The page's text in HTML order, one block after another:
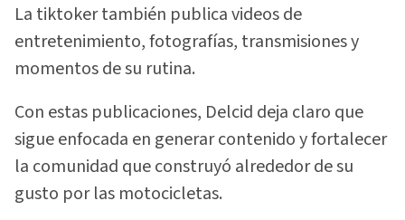
La tiktoker también publica videos de
entretenimiento, fotografías, transmisiones y
momentos de su rutina.
Con estas publicaciones, Delcid deja claro que
sigue enfocada en generar contenido y fortalecer
la comunidad que construyó alrededor de su
gusto por las motocicletas.